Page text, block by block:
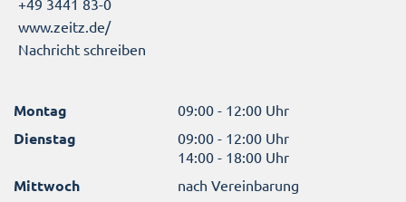
+49 3441 83-0
www.zeitz.de/
Nachricht schreiben
Montag 09:00 - 12:00 Uhr
Dienstag
09:00 - 12:00 Uhr
14:00 - 18:00 Uhr
Mittwoch nach Vereinbarung